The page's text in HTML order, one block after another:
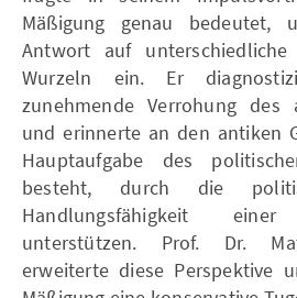
Mäßigung genau
Antwort auf unterschiedliche
Wurzeln ein. Er
zunehmende Verrohung des
und erinnerte an den antiken
Hauptaufgabe des
besteht, durch die
Handlungsfähigkeit
unterstützen. Prof. Dr.
erweiterte diese Perspektive